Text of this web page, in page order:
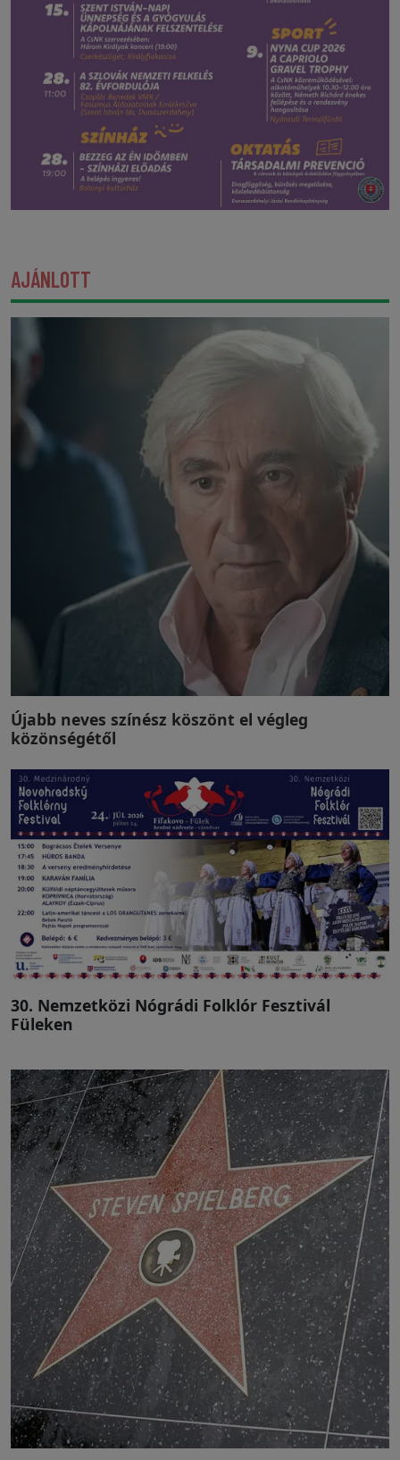
AJÁNLOTT
Újabb neves színész köszönt el végleg
közönségétől
30. Nemzetközi Nógrádi Folklór Fesztivál
Füleken